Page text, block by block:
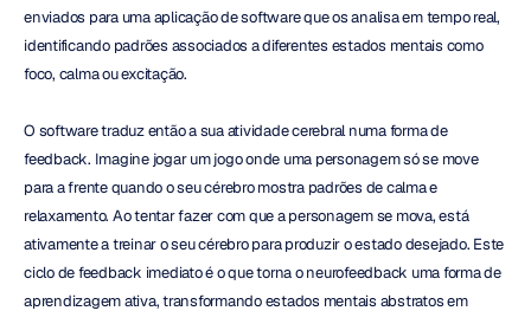
enviados para uma aplicação de software que os analisa em tempo real,
identificando padrões associados a diferentes estados mentais como
foco, calma ou excitação.
O software traduz então a sua atividade cerebral numa forma de
feedback. Imagine jogar um jogo onde uma personagem só se move
para a frente quando o seu cérebro mostra padrões de calma e
relaxamento. Ao tentar fazer com que a personagem se mova, está
ativamente a treinar o seu cérebro para produzir o estado desejado. Este
ciclo de feedback imediato é o que torna o neurofeedback uma forma de
aprendizagem ativa, transformando estados mentais abstratos em